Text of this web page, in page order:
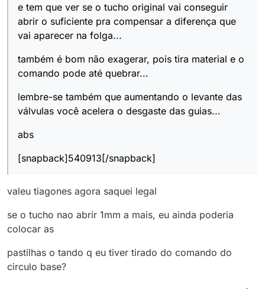
e tem que ver se o tucho original vai conseguir
abrir o suficiente pra compensar a diferença que
vai aparecer na folga...
também é bom não exagerar, pois tira material e o
comando pode até quebrar...
lembre-se também que aumentando o levante das
válvulas você acelera o desgaste das guias...
abs
[snapback]540913[/snapback]
valeu tiagones agora saquei legal
se o tucho nao abrir 1mm a mais, eu ainda poderia
colocar as
pastilhas o tando q eu tiver tirado do comando do
circulo base?